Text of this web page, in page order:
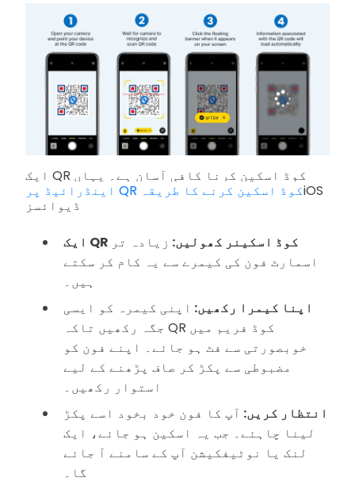
ایک QR کوڈ اسکین کرنا کافی آسان ہے۔ یہاں
اینڈرائیڈ پر QR کوڈ اسکین کرنے کا طریقہiOS
ڈیوائسز
ایک QR کوڈ اسکینر کھولیں: زیادہ تر
اسمارٹ فون کی کیمرے سے یہ کام کر سکتے
ہیں۔
اپنا کیمرا رکھیں: اپنی کیمرہ کو ایسی
جگہ رکھیں تاکہ QR کوڈ فریم میں
خوبصورتی سے فٹ ہو جائے۔ اپنے فون کو
مضبوطی سے پکڑ کر صاف پڑھنے کے لیے
استوار رکھیں۔
انتظار کریں: آپ کا فون خود بخود اسے پکڑ
لینا چاہئے۔ جب یہ اسکین ہو جائے، ایک
لنک یا نوٹیفکیشن آپ کے سامنے آ جائے
گا۔